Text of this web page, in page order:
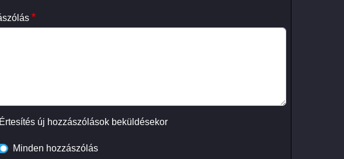
Értesítés új hozzászólások beküldésekor
Minden hozzászólás